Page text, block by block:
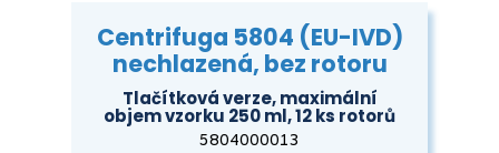
Centrifuga 5804 (EU-IVD)
nechlazená, bez rotoru
Tlačítková verze, maximální
objem vzorku 250 ml, 12 ks rotorů
5804000013